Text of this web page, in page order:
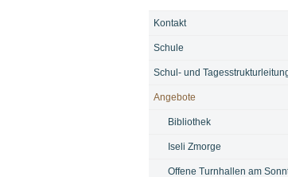
NAVIGATION
Kontakt
Schule
Schul- und
Angebote
Bibliothek
Iseli Zmorge
Offene Turnhallen am